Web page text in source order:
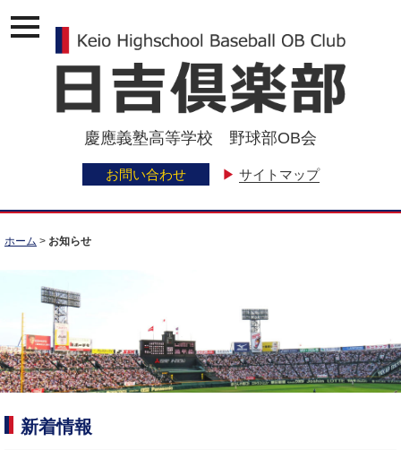
ナ
ビ
慶應義塾高等学校 野球部OB会
お問い合わせ ▶ サイトマップ
ホーム > お知らせ
新着情報